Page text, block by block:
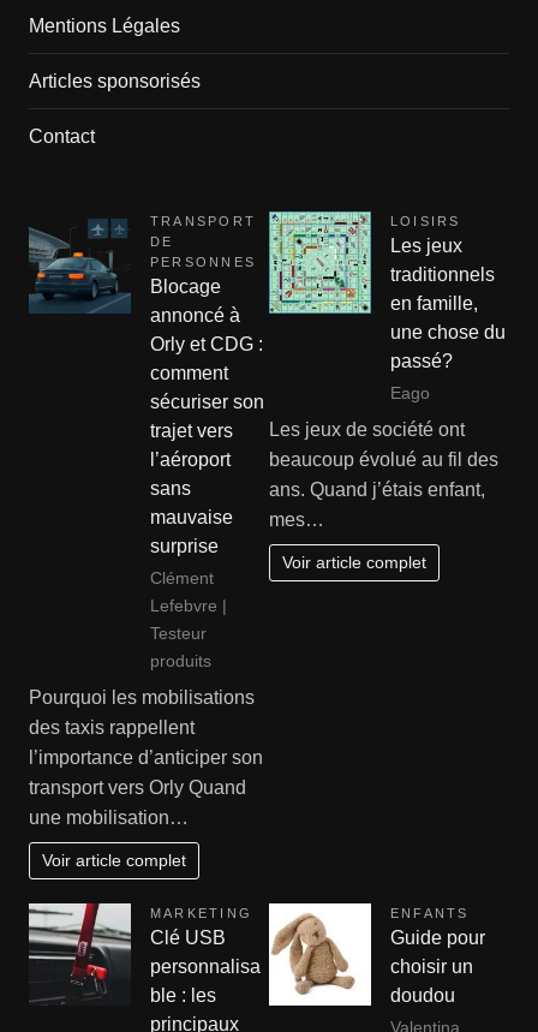
Mentions Légales
Articles sponsorisés
Contact
TRANSPORT
DE
PERSONNES
Blocage
annoncé à
Orly et CDG :
comment
sécuriser son
trajet vers
l’aéroport
sans
mauvaise
surprise
Clément
Lefebvre |
Testeur
produits
Pourquoi les mobilisations
des taxis rappellent
l’importance d’anticiper son
transport vers Orly Quand
une mobilisation…
Voir article complet
LOISIRS
Les jeux
traditionnels
en famille,
une chose du
passé?
Eago
Les jeux de société ont
beaucoup évolué au fil des
ans. Quand j’étais enfant,
mes…
Voir article complet
MARKETING
Clé USB
personnalisa
ble : les
principaux
ENFANTS
Guide pour
choisir un
doudou
Valentina